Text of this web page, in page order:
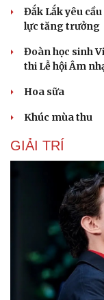
Đắk Lắk yêu
lực tăng trưởng
Đoàn học sinh
thi Lễ hội Âm
Hoa sữa
Khúc mùa thu
GIẢI TRÍ